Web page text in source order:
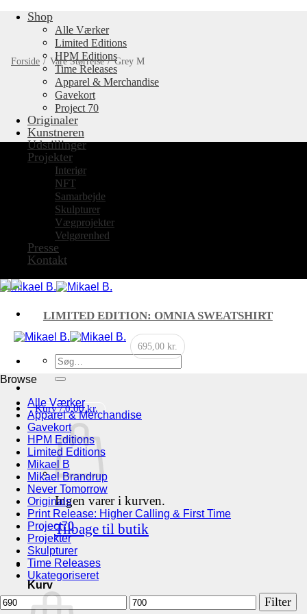
FortsætShop
Alle Værker
Limited Editions
HPM Editions
Time Releases
Apparel & Merchandise
Gavekort
Project 70
Originaler
Kunstneren
Udstillinger
Projekter
Interiør
NFT
Samarbejde
Skulpturer
Vægprojekter
Velgørenhed
Presse
Kontakt
Søg
efter:
Kurv /0,00kr.
Ingen varer i kurven.
Tilbage til butik
Kurv
Forside / Vare Størrelse/Grey M
LIMITED EDITION: OMNIA SWEATSHIRT
695,00kr.
Browse
Alle Værker
Apparel & Merchandise
Gavekort
HPM Editions
Limited Editions
Mikael B
Mikael Brandrup
Never Tomorrow
Originals
Print Release: Higher Calling & First Time
Project70
Projekter
Skulpturer
Time Releases
Ukategoriseret
Mindste
pris
Højeste
pris
Filter